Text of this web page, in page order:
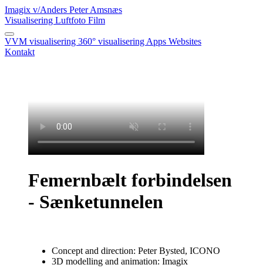
Imagix v/Anders Peter Amsnæs
Visualisering Luftfoto Film
VVM visualisering 360° visualisering Apps Websites
Kontakt
Femernbælt forbindelsen
- Sænketunnelen
Concept and direction: Peter Bysted, ICONO
3D modelling and animation: Imagix